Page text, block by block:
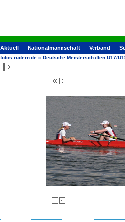
Aktuell Nationalmannschaft Verband
fotos.rudern.de » Deutsche Meisterschaften U17/